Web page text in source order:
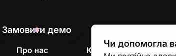
Чи допомогла
Замовити демо
Про нас Корисне